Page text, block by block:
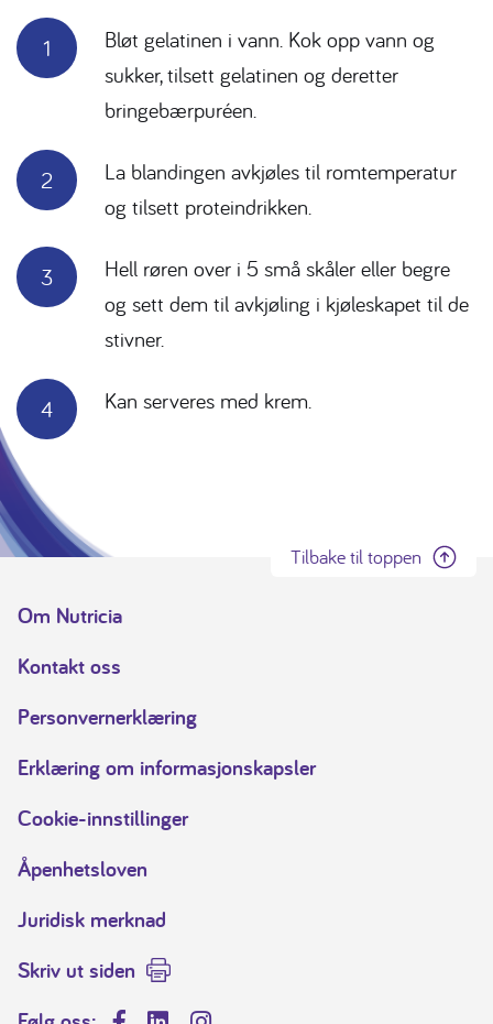
Bløt gelatinen i vann. Kok opp vann og
sukker, tilsett gelatinen og deretter
bringebærpuréen.
La blandingen avkjøles til romtemperatur
og tilsett proteindrikken.
Hell røren over i 5 små skåler eller begre
og sett dem til avkjøling i kjøleskapet til de
stivner.
Kan serveres med krem.
Tilbake til toppen
Om Nutricia
Kontakt oss
Personvernerklæring
Erklæring om informasjonskapsler
Cookie-innstillinger
Åpenhetsloven
Juridisk merknad
Skriv ut siden